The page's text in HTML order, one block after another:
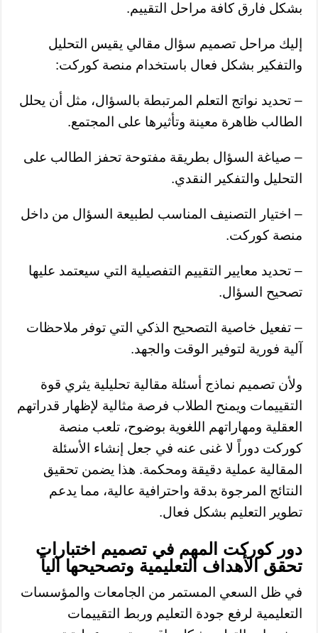
بشكل فارق كافة مراحل التقييم.
إليك مراحل تصميم سؤال مقالي يقيس التحليل
والتفكير بشكل فعال باستخدام منصة كوركت:
– تحديد نواتج التعلم المرتبطة بالسؤال، مثل أن يحلل
الطالب ظاهرة معينة وتأثيرها على المجتمع.
– صياغة السؤال بطريقة مفتوحة تحفز الطالب على
التحليل والتفكير النقدي.
– اختيار التصنيف المناسب لطبيعة السؤال من داخل
منصة كوركت.
– تحديد معايير التقييم التفصيلية التي سيعتمد عليها
تصحيح السؤال.
– تفعيل خاصية التصحيح الذكي التي توفر ملاحظات
آلية فورية لتوفير الوقت والجهد.
ولأن تصميم نماذج أسئلة مقالية تحليلية يثري قوة
التقييمات ويمنح الطلاب فرصة مثالية لإظهار قدراتهم
العقلية ومهاراتهم اللغوية بوضوح، تلعب منصة
كوركت دوراً لا غنى عنه في جعل إنشاء الأسئلة
المقالية عملية دقيقة ومحكمة. هذا يضمن تحقيق
النتائج المرجوة بدقة واحترافية عالية، مما يدعم
تطوير التعليم بشكل فعال.
دور كوركت المهم في تصميم اختبارات
تحقق الأهداف التعليمية وتصحيحها آلياً
في ظل السعي المستمر من الجامعات والمؤسسات
التعليمية لرفع جودة التعليم وربط التقييمات